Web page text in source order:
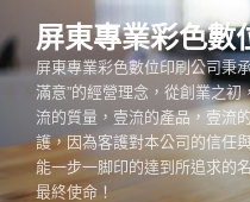
至
主
容
屏東專業彩色數
屏東專業彩色數位印刷公司秉
滿意”的經營理念，從創業之
流的質量，壹流的產品，壹流
護，因為客護對本公司的信任
能一步一脚印的達到所追求的
最終使命！